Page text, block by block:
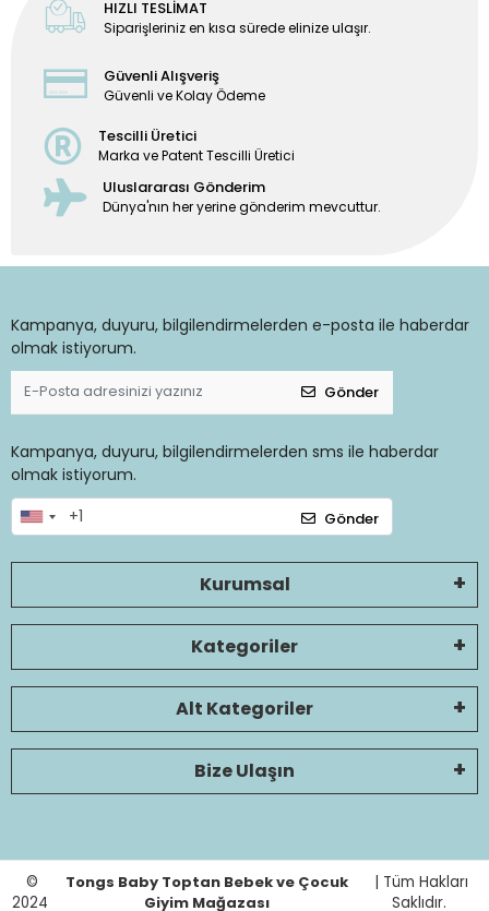
HIZLI TESLİMAT
Siparişleriniz en kısa sürede elinize ulaşır.
Güvenli Alışveriş
Güvenli ve Kolay Ödeme
Tescilli Üretici
Marka ve Patent Tescilli Üretici
Uluslararası Gönderim
Dünya'nın her yerine gönderim mevcuttur.
Kampanya, duyuru, bilgilendirmelerden e-posta ile haberdar
olmak istiyorum.
Gönder
Kampanya, duyuru, bilgilendirmelerden sms ile haberdar
olmak istiyorum.
Gönder
Kurumsal
Kategoriler
Alt Kategoriler
Bize Ulaşın
©
2024
Tongs Baby Toptan Bebek ve Çocuk
Giyim Mağazası
| Tüm Hakları
Saklıdır.